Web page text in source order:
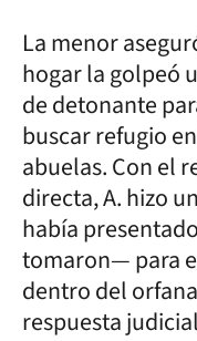
La menor
hogar la golpeó
de detonante
buscar refugio
abuelas. Con el
directa, A. hizo
había
tomaron— para
dentro del
respuesta